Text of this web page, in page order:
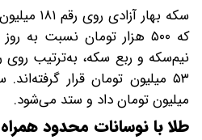
که ۵۰۰ هزار تومان نسبت
میلیون تومان داد و ستد می‌شود.
طلا با نوسانات محدود